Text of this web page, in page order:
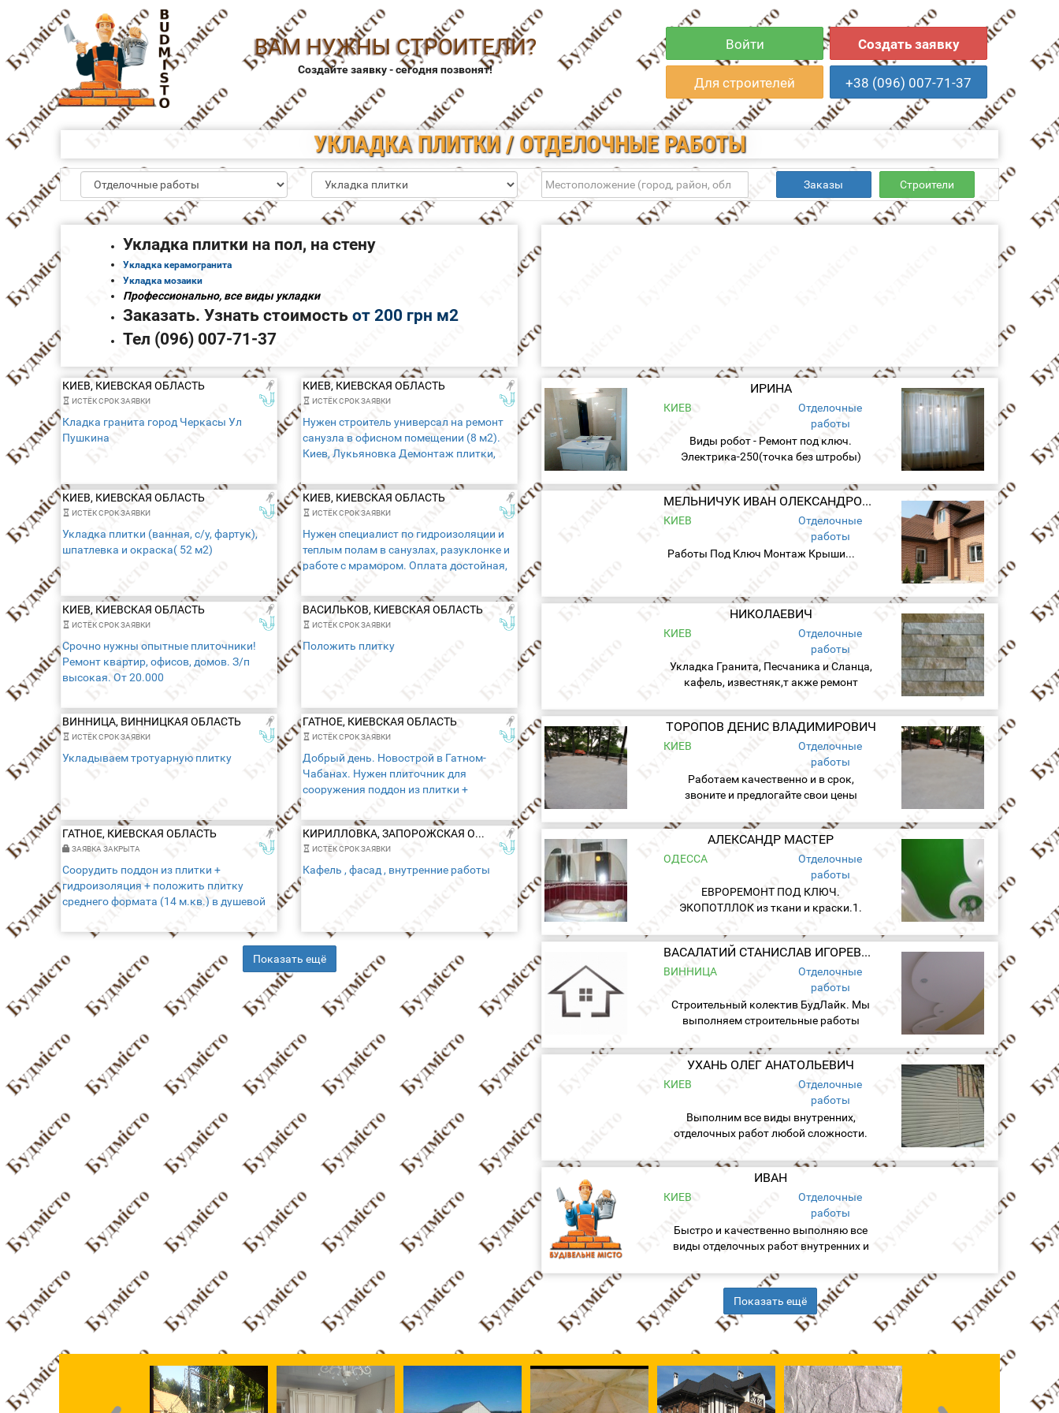
ВАМ НУЖНЫ СТРОИТЕЛИ?
Создайте заявку - сегодня позвонят!
Войти Создать заявку
Для строителей +38 (096) 007-71-37
УКЛАДКА ПЛИТКИ / ОТДЕЛОЧНЫЕ РАБОТЫ
Заказы Строители
Укладка плитки на пол, на стену
Укладка керамогранита
Укладка мозаики
Профессионально, все виды укладки
Заказать. Узнать стоимость от 200 грн м2
Тел (096) 007-71-37
КИЕВ, КИЕВСКАЯ ОБЛАСТЬ
ИСТЁК СРОК ЗАЯВКИ
Кладка гранита город Черкасы Ул
Пушкина
КИЕВ, КИЕВСКАЯ ОБЛАСТЬ
ИСТЁК СРОК ЗАЯВКИ
Нужен строитель универсал на ремонт
санузла в офисном помещении (8 м2).
Киев, Лукьяновка Демонтаж плитки,
работы. Отделка пола и стен
КИЕВ, КИЕВСКАЯ ОБЛАСТЬ
ИСТЁК СРОК ЗАЯВКИ
Укладка плитки (ванная, с/у, фартук),
шпатлевка и окраска( 52 м2)
КИЕВ, КИЕВСКАЯ ОБЛАСТЬ
ИСТЁК СРОК ЗАЯВКИ
Нужен специалист по гидроизоляции и
теплым полам в санузлах, разуклонке и
работе с мрамором. Оплата достойная,
КИЕВ, КИЕВСКАЯ ОБЛАСТЬ
ИСТЁК СРОК ЗАЯВКИ
Срочно нужны опытные плиточники!
Ремонт квартир, офисов, домов. З/п
высокая. От 20.000
ВАСИЛЬКОВ, КИЕВСКАЯ ОБЛАСТЬ
ИСТЁК СРОК ЗАЯВКИ
Положить плитку
ВИННИЦА, ВИННИЦКАЯ ОБЛАСТЬ
ИСТЁК СРОК ЗАЯВКИ
Укладываем тротуарную плитку
ГАТНОЕ, КИЕВСКАЯ ОБЛАСТЬ
ИСТЁК СРОК ЗАЯВКИ
Добрый день. Новострой в Гатном-
Чабанах. Нужен плиточник для
сооружения поддон из плитки +
гидроизоляция на полу + положить
плитку среднего формата (14 м.кв.) в
ГАТНОЕ, КИЕВСКАЯ ОБЛАСТЬ
ЗАЯВКА ЗАКРЫТА
Соорудить поддон из плитки +
гидроизоляция + положить плитку
среднего формата (14 м.кв.) в душевой
КИРИЛЛОВКА, ЗАПОРОЖСКАЯ ОБЛАСТЬ
ИСТЁК СРОК ЗАЯВКИ
Кафель , фасад , внутренние работы
Показать ещё
ИРИНА
КИЕВ
Отделочные
работы
Виды робот - Ремонт под ключ.
Электрика-250(точка без штробы)
канализация) Облицовка плитки-от
250 (зависит от сложности)
Штукатурка ручная...
МЕЛЬНИЧУК ИВАН ОЛЕКСАНДРОВИЧ
КИЕВ
Отделочные
работы
Работы Под Ключ Монтаж Крыши...
НИКОЛАЕВИЧ
КИЕВ
Отделочные
работы
Укладка Гранита, Песчаника и Сланца,
кафель, известняк,т акже ремонт
квартир и домов.от мелкого ремонта
до ремонта под ключ...
ТОРОПОВ ДЕНИС ВЛАДИМИРОВИЧ
КИЕВ
Отделочные
работы
Работаем качественно и в срок,
звоните и предлогайте свои цены
думаю мы свами сможем
договорится...
АЛЕКСАНДР МАСТЕР
ОДЕССА
Отделочные
работы
ЕВРОРЕМОНТ ПОД КЛЮЧ.
ЭКОПОТЛЛОК из ткани и краски.1.
Ткань- на основе нейлона и
шелка..аналог
парашютной..абсолютно безопасный
прочный материал..2. Краска
водоэмульсионная...
ВАСАЛАТИЙ СТАНИСЛАВ ИГОРЕВИЧ
ВИННИЦА
Отделочные
работы
Строительный колектив БудЛайк. Мы
выполняем строительные работы
Многолетний опыт работы,
качественный инструмент, оптовый
материал....
УХАНЬ ОЛЕГ АНАТОЛЬЕВИЧ
КИЕВ
Отделочные
работы
Выполним все виды внутренних,
отделочных работ любой сложности.
соответствии с вашим бюджетом.
Оптимальное...
ИВАН
КИЕВ
Отделочные
работы
Быстро и качественно выполняю все
виды отделочных работ внутренних и
Показать ещё